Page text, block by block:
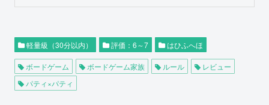
軽量級（30分以内） 評価：6～7 はひふへほ
ボードゲーム ボードゲーム家族 ルール
レビュー
パティ×パティ